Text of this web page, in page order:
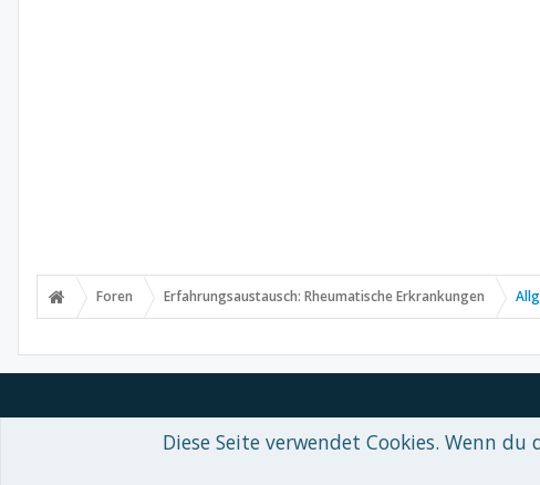
Foren Erfahrungsaustausch: Rheumatische Erkrankungen
Forum software by XenForo™© 2010-2018 XenForo Ltd.-Deutsch von
Diese Seite verwendet Cookies. Wenn